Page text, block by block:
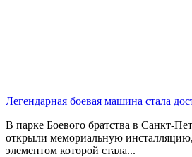
Легендарная боевая машина стала
В парке Боевого братства в Санкт-
открыли мемориальную
элементом которой стала...